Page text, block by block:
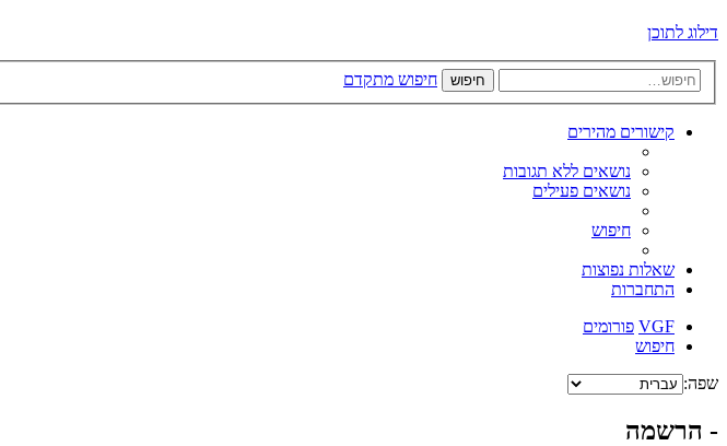
דילוג לתוכן
חיפוש חיפוש מתקדם
קישורים מהירים
נושאים ללא תגובות
נושאים פעילים
חיפוש
שאלות נפוצות
התחברות
VGF פורומים
חיפוש
שפה:
- הרשמה